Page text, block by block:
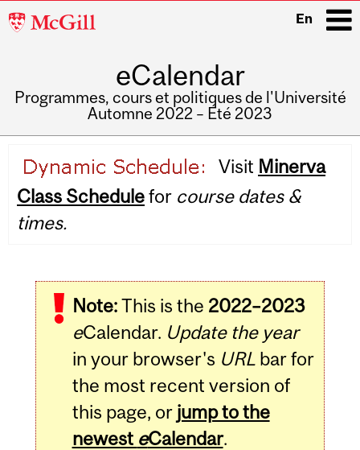
McGill
En
eCalendar
Programmes, cours et politiques de l'Université
Automne 2022 – Été 2023
navigation
Visit Minerva
Class Schedulefor course dates &
times.
Note:This is the 2022–2023
eCalendar. Update the year
in your browser's URLbar for
the most recent version of
this page, or jump to the
newest eCalendar.